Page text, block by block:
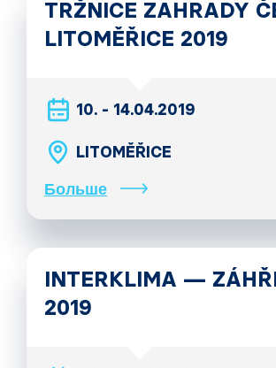
TRŽNICE ZAHRADY
LITOMĚŘICE 2019
10. - 14.04.2019
LITOMĚŘICE
Больше
INTERKLIMA —
2019